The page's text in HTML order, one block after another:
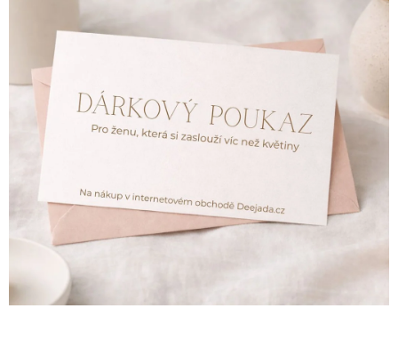
VÁNOCE
FAQ - nejčastější dotazy
Ochrana Osobních údajů GDPR
Spojte se s námi
Odstoupení od smlouvy